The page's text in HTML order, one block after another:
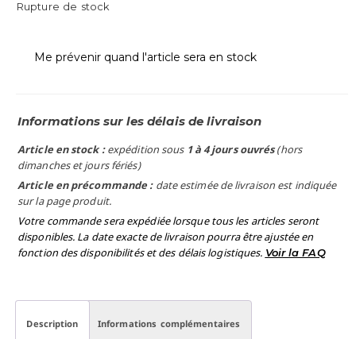
Rupture de stock
Me prévenir quand l'article sera en stock
Informations sur les délais de livraison
Article en stock :expédition sous 1 à 4 jours ouvrés(hors
dimanches et jours fériés)
Article en précommande : date estimée de livraison est indiquée
sur la page produit.
Votre commande sera expédiée lorsque tous les articles seront
disponibles. La date exacte de livraison pourra être ajustée en
fonction des disponibilités et des délais logistiques. Voir la FAQ
Description Informations complémentaires